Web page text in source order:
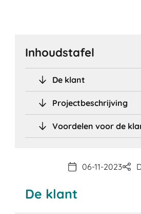
Inhoudstafel
De klant
Projectbeschrijving
Voordelen voor de
06-11-2023
De klant